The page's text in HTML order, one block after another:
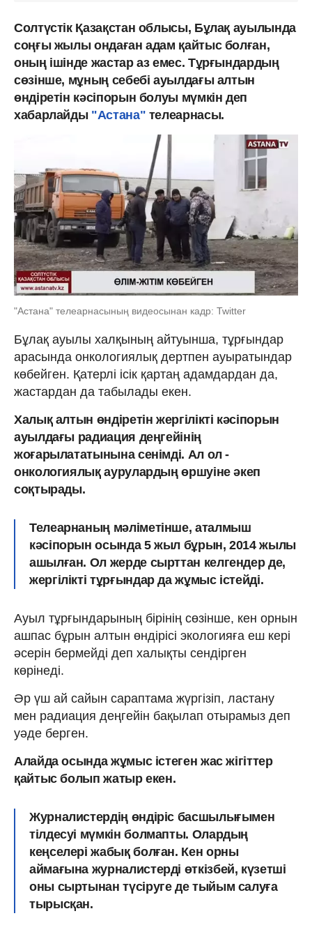
Солтүстік Қазақстан облысы, Бұлақ ауылында
соңғы жылы ондаған адам қайтыс болған,
оның ішінде жастар аз емес. Тұрғындардың
сөзінше, мұның себебі ауылдағы алтын
өндіретін кәсіпорын болуы мүмкін деп
хабарлайды"Астана" телеарнасы.
"Астана" телеарнасының видеосынан кадр: Twitter
Бұлақ ауылы халқының айтуынша, тұрғындар
арасында онкологиялық дертпен ауыратындар
көбейген. Қатерлі ісік қартаң адамдардан да,
жастардан да табылады екен.
Халық алтын өндіретін жергілікті кәсіпорын
ауылдағы радиация деңгейінің
жоғарылататынына сенімді. Ал ол -
онкологиялық аурулардың өршуіне әкеп
соқтырады.
Телеарнаның мәліметінше, аталмыш
кәсіпорын осында 5 жыл бұрын, 2014 жылы
ашылған. Ол жерде сырттан келгендер де,
жергілікті тұрғындар да жұмыс істейді.
Ауыл тұрғындарының бірінің сөзінше, кен орнын
ашпас бұрын алтын өндірісі экологияға еш кері
әсерін бермейді деп халықты сендірген
көрінеді.
Әр үш ай сайын сараптама жүргізіп, ластану
мен радиация деңгейін бақылап отырамыз деп
уәде берген.
Алайда осында жұмыс істеген жас жігіттер
қайтыс болып жатыр екен.
Журналистердің өндіріс басшылығымен
тілдесуі мүмкін болмапты. Олардың
кеңселері жабық болған. Кен орны
аймағына журналистерді өткізбей, күзетші
оны сыртынан түсіруге де тыйым салуға
тырысқан.